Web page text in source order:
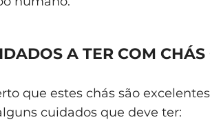
A TER COM
que estes chás são
cuidados que deve ter: